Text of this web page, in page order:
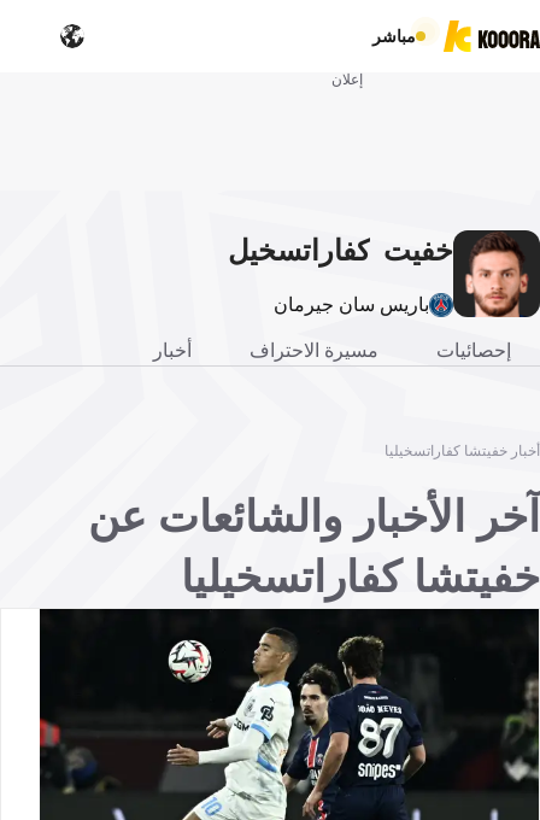
مباشر
إعلان
خفيت
شا
كفاراتسخيل
يا
باريس سان جيرمان
إحصائيات مسيرة الاحتراف أخبار
أخبار خفيتشا كفاراتسخيليا
آخر الأخبار والشائعات عن
خفيتشا كفاراتسخيليا